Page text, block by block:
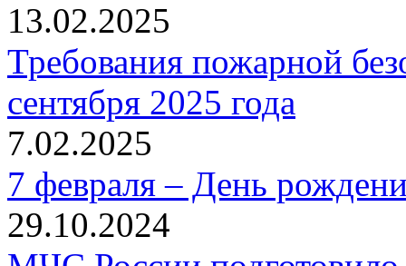
13.02.2025
Требования пожарной
сентября 2025 года
7.02.2025
7 февраля – День
29.10.2024